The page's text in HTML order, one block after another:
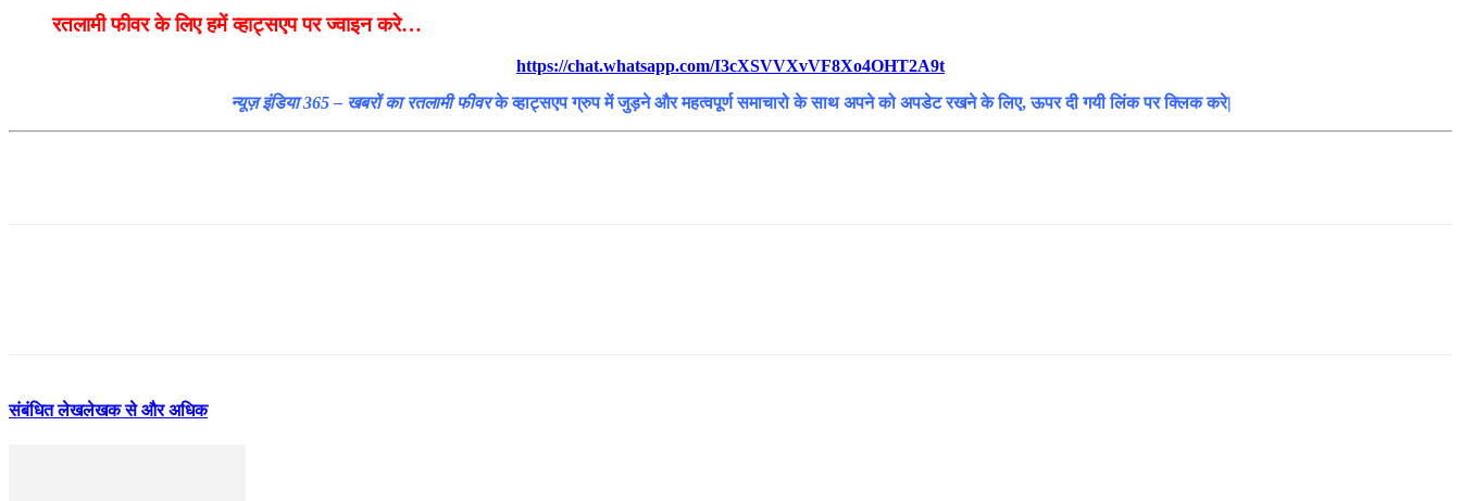
रतलामी फीवर के लिए हमें व्हाट्सएप पर ज्वाइन करे…
https://chat.whatsapp.com/I3cXSVVXvVF8Xo4OHT2A9t
न्यूज़ इंडिया 365 – खबरों का रतलामी फीवरके व्हाट्सएप ग्रुप में जुड़ने और महत्वपूर्ण समाचारो के साथ अपने को अपडेट रखने के लिए, ऊपर दी गयी लिंक पर क्लिक करे|
संबंधित लेखलेखक से और अधिक